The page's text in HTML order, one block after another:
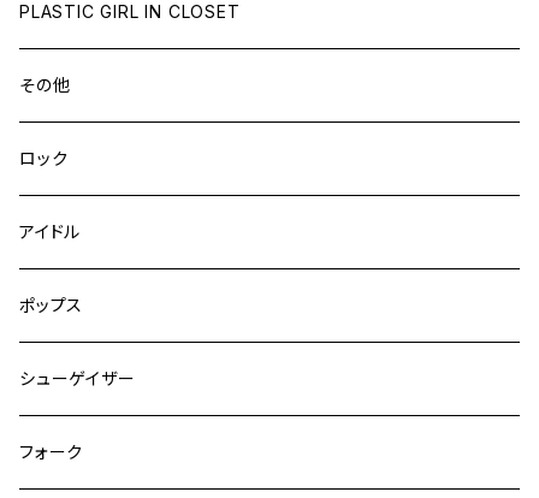
PLASTIC GIRL IN CLOSET
その他
ロック
アイドル
ポップス
シューゲイザー
フォーク